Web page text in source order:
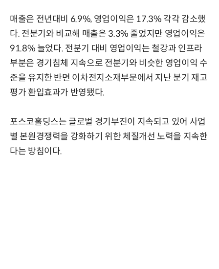
매출은 전년대비 6.9%, 영업이익은 17.3% 각각 감소했
다. 전분기와 비교해 매출은 3.3% 줄었지만 영업이익은
91.8% 늘었다. 전분기 대비 영업이익는 철강과 인프라
부분은 경기침체 지속으로 전분기와 비슷한 영업이익 수
준을 유지한 반면 이차전지소재부문에서 지난 분기 재고
평가 환입효과가 반영됐다.
포스코홀딩스는 글로벌 경기부진이 지속되고 있어 사업
별 본원경쟁력을 강화하기 위한 체질개선 노력을 지속한
다는 방침이다.